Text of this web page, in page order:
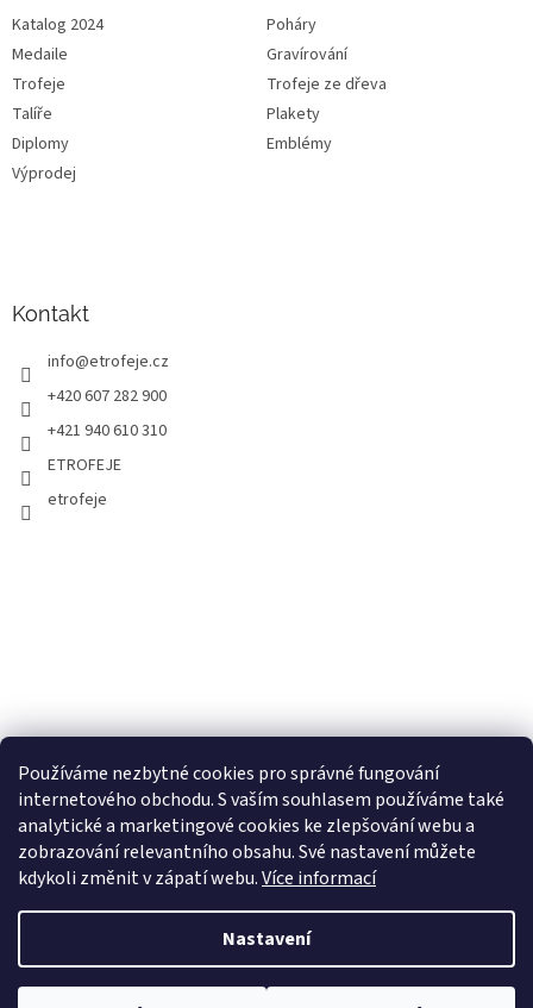
Používáme nezbytné cookies pro správné fungování
internetového obchodu. S vaším souhlasem používáme také
analytické a marketingové cookies ke zlepšování webu a
zobrazování relevantního obsahu. Své nastavení můžete
kdykoli změnit v zápatí webu.Více informací
Nastavení
Katalog 2024
Poháry
Medaile
Gravírování
Trofeje
Trofeje ze dřeva
Talíře
Plakety
Diplomy
Emblémy
Výprodej
Kontakt
info@etrofeje.cz
+420 607 282 900
+421 940 610 310
ETROFEJE
etrofeje
Copyright 2026ETROFEJE.cz. Všechna práva vyhrazena.Upravit